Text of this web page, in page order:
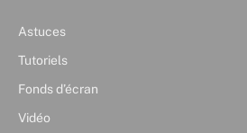
Astuces
Tutoriels
Fonds d’écran
Vidéo